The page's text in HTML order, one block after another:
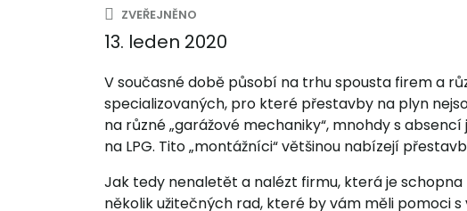
ZVEŘEJNĚNO
13. leden 2020
V současné době působí na trhu spousta firem a
specializovaných, pro které přestavby na plyn
na různé „garážové mechaniky“, mnohdy s
na LPG. Tito „montážníci“ většinou nabízejí
Jak tedy nenaletět a nalézt firmu, která je
několik užitečných rad, které by vám měli pomoci